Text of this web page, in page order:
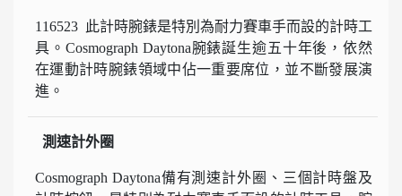
116523 此計時腕錶是特別為耐力賽車手而設的計時工
具。Cosmograph Daytona腕錶誕生逾五十年後，依然
在運動計時腕錶領域中佔一重要席位，並不斷發展演
進。
測速計外圈
Cosmograph Daytona備有測速計外圈、三個計時盤及